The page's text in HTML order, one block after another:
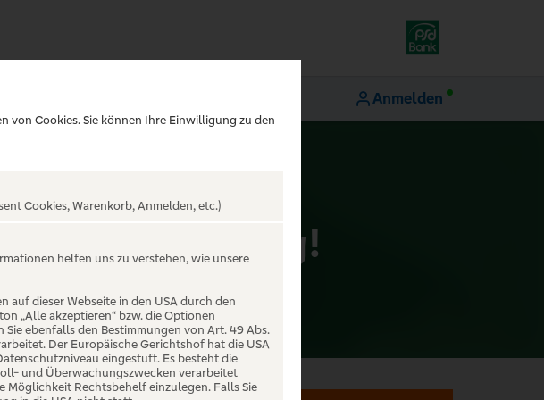
Anmelden
- Dat is e Ding!
von Cookies. Sie können Ihre Einwilligung zu den
Cookies, Warenkorb, Anmelden, etc.)
helfen uns zu verstehen, wie unsere
auf dieser Webseite in den USA durch den
„Alle akzeptieren“ bzw. die Optionen
Sie ebenfalls den Bestimmungen von Art. 49 Abs.
Der Europäische Gerichtshof hat die USA
eingestuft. Es besteht die
und Überwachungszwecken verarbeitet
Rechtsbehelf einzulegen. Falls Sie